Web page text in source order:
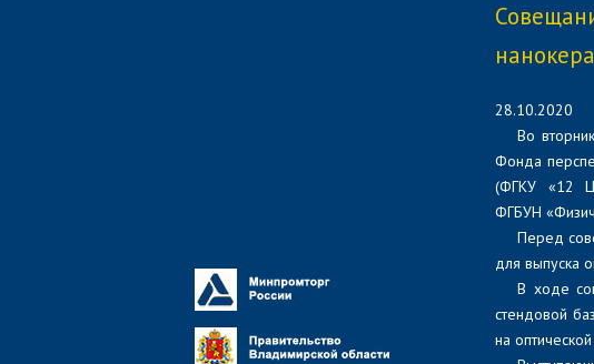
28.10.2020
Во
Фонда
(ФГКУ «12
ФГБУН
Перед
для выпуска
В ходе
стендовой
на